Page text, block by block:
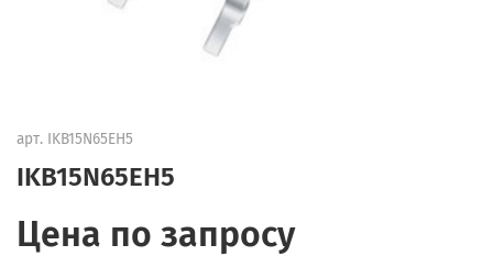
арт. IKB15N65EH5
IKB15N65EH5
Цена по запросу